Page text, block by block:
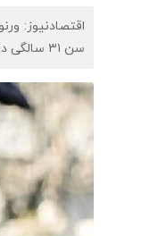
اقتصادنیوز:
سن ۳۱ سالگی درگذشت.